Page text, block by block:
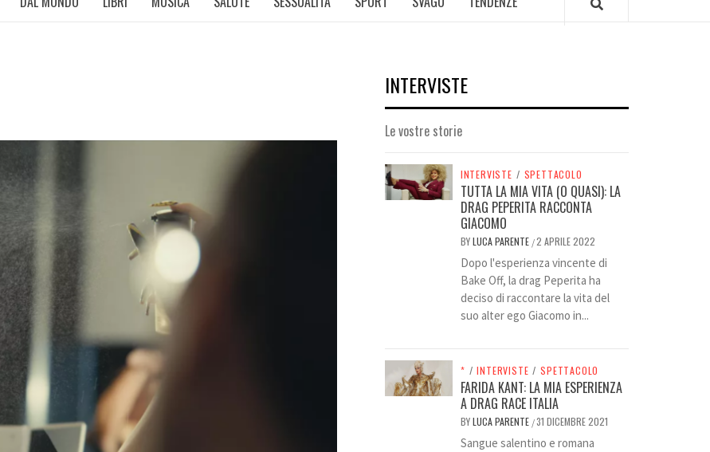
INTERVISTE
Le vostre storie
INTERVISTE / SPETTACOLO
TUTTA LA MIA VITA (O QUASI): LA
DRAG PEPERITA RACCONTA
GIACOMO
BYLUCA PARENTE /2 APRILE 2022
Dopo l'esperienza vincente di
Bake Off, la drag Peperita ha
deciso di raccontare la vita del
suo alter ego Giacomo in...
* / INTERVISTE / SPETTACOLO
FARIDA KANT: LA MIA ESPERIENZA
A DRAG RACE ITALIA
BYLUCA PARENTE /31 DICEMBRE 2021
Sangue salentino e romana